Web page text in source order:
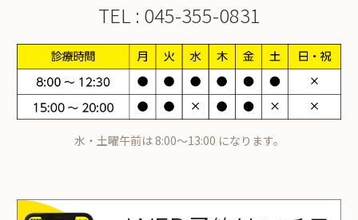
TEL : 045-355-0831
水・土曜午前は 8:00～13:00 になります。